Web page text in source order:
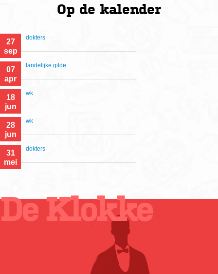
Op de kalender
27
sep
dokters
07
apr
landelijke gilde
18
jun
wk
28
jun
wk
31
mei
dokters
De Klokke